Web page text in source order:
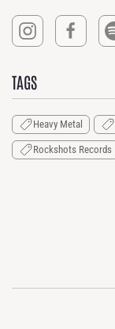
TAGS
Heavy Metal
Rockshots Records